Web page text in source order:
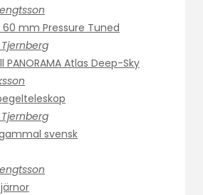
mm Pressure Tuned
Atlas Deep-Sky
svensk